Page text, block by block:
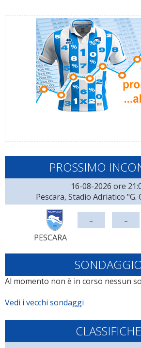
PROSSIMO
16-08-2026 ore
Pescara, Stadio Adriatico "G.
PESCARA
- -
Al momento non è in corso nessun
Vedi i vecchi sondaggi
CLASSIFICHE